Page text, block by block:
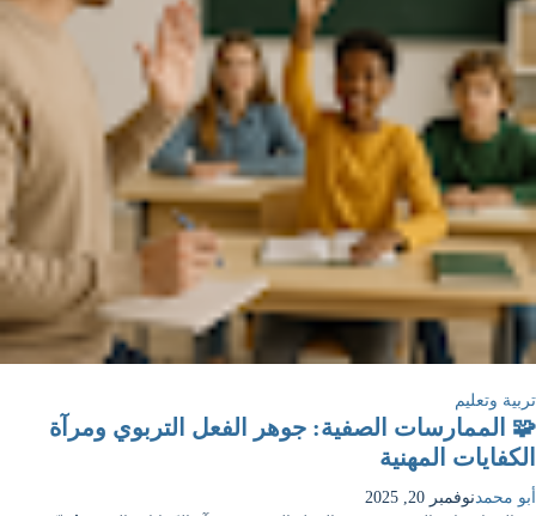
تربية وتعليم
🧩 الممارسات الصفية: جوهر الفعل التربوي ومرآة
الكفايات المهنية
أبو محمد نوفمبر 20, 2025